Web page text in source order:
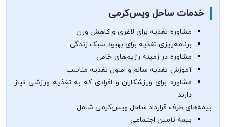
خدمات ساحل ویس‌کرمی
مشاوره تغذیه برای لاغری و کاهش وزن
برنامه‌ریزی تغذیه برای بهبود سبک زندگی
مشاوره در زمینه رژیم‌های خاص
آموزش تغذیه سالم و اصول تغذیه مناسب
مشاوره برای ورزشکاران و افرادی که به تغذیه ورزشی نیاز
دارند
بیمه‌های طرف قرارداد ساحل ویس‌کرمی شامل:
بیمه تأمین اجتماعی